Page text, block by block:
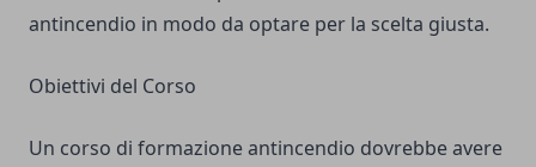
antincendio in modo da optare per la scelta giusta.
Obiettivi del Corso
Un corso di formazione antincendio dovrebbe avere